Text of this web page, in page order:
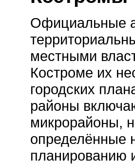
Официальные
местными
Костроме их
городских
районы
микрорайоны,
определённые
планированию